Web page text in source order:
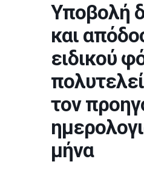
Υποβολή
και
ειδικού
τον
μήνα